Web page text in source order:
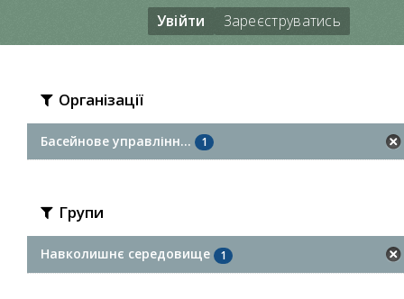
Увійти Зареєструватись
Організації
Басейнове управлінн... 1
Групи
Навколишнє середовище 1